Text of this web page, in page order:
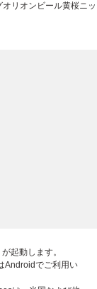
オリオンビール黄桜ニ
起動します。
Androidでご利用い